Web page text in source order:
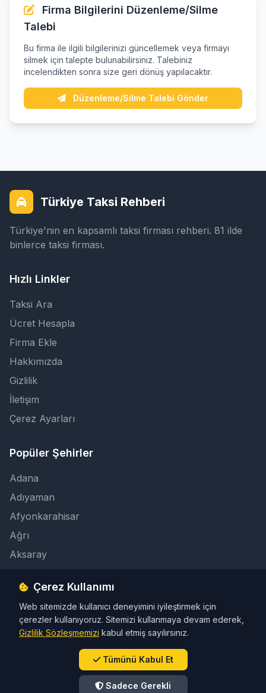
Firma Bilgilerini Düzenleme/Silme
Talebi
Bu firma ile ilgili bilgilerinizi güncellemek veya firmayı
silmek için talepte bulunabilirsiniz. Talebiniz
incelendikten sonra size geri dönüş yapılacaktır.
Düzenleme/Silme Talebi Gönder
Türkiye Taksi Rehberi
Türkiye'nin en kapsamlı taksi firması rehberi. 81 ilde
binlerce taksi firması.
Hızlı Linkler
Taksi Ara
Ücret Hesapla
Firma Ekle
Hakkımızda
Gizlilik
İletişim
Çerez Ayarları
Popüler Şehirler
Adana
Adıyaman
Afyonkarahisar
Ağrı
Aksaray
İletişim
info@taksicibul.com
İletişim Butonu
Çerez Kullanımı
Web sitemizde kullanıcı deneyimini iyileştirmek için
çerezler kullanıyoruz. Sitemizi kullanmaya devam ederek,
Gizlilik Sözleşmemizi kabul etmiş sayılırsınız.
Tümünü Kabul Et
Sadece Gerekli